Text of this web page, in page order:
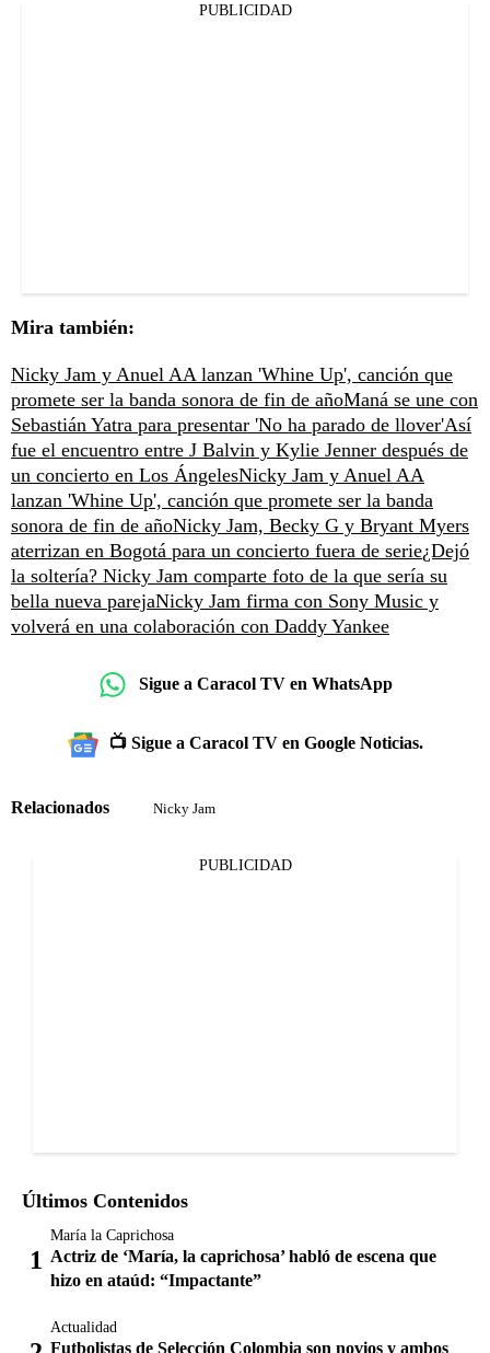
PUBLICIDAD
Mira también:
Nicky Jam y Anuel AA lanzan 'Whine Up', canción que
promete ser la banda sonora de fin de añoManá se une con
Sebastián Yatra para presentar 'No ha parado de llover'Así
fue el encuentro entre J Balvin y Kylie Jenner después de
un concierto en Los ÁngelesNicky Jam y Anuel AA
lanzan 'Whine Up', canción que promete ser la banda
sonora de fin de añoNicky Jam, Becky G y Bryant Myers
aterrizan en Bogotá para un concierto fuera de serie¿Dejó
la soltería? Nicky Jam comparte foto de la que sería su
bella nueva parejaNicky Jam firma con Sony Music y
volverá en una colaboración con Daddy Yankee
Sigue a Caracol TV en WhatsApp
📺 Sigue a Caracol TV en Google Noticias.
Relacionados Nicky Jam
PUBLICIDAD
Últimos Contenidos
María la Caprichosa
Actriz de ‘María, la caprichosa’ habló de escena que
hizo en ataúd: “Impactante”
Actualidad
Futbolistas de Selección Colombia son novios y ambos